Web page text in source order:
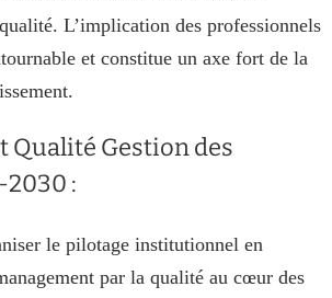
L’implication des professionnels
et constitue un axe fort de la
Qualité Gestion des
2030 :
le pilotage institutionnel en
par la qualité au cœur des